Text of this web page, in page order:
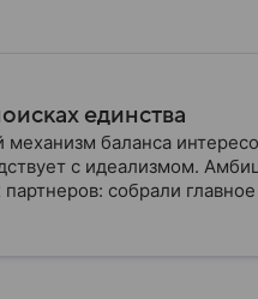
единства
баланса
с идеализмом.
собрали